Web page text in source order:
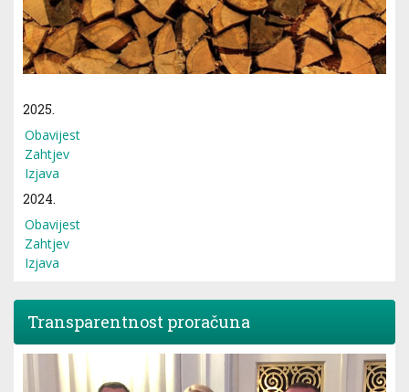
2025.
Obavijest
Zahtjev
Izjava
2024.
Obavijest
Zahtjev
Izjava
Transparentnost proračuna